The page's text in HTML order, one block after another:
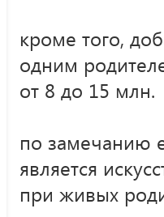
кроме того,
одним
от 8 до 15 млн.
по замечанию
является
при живых